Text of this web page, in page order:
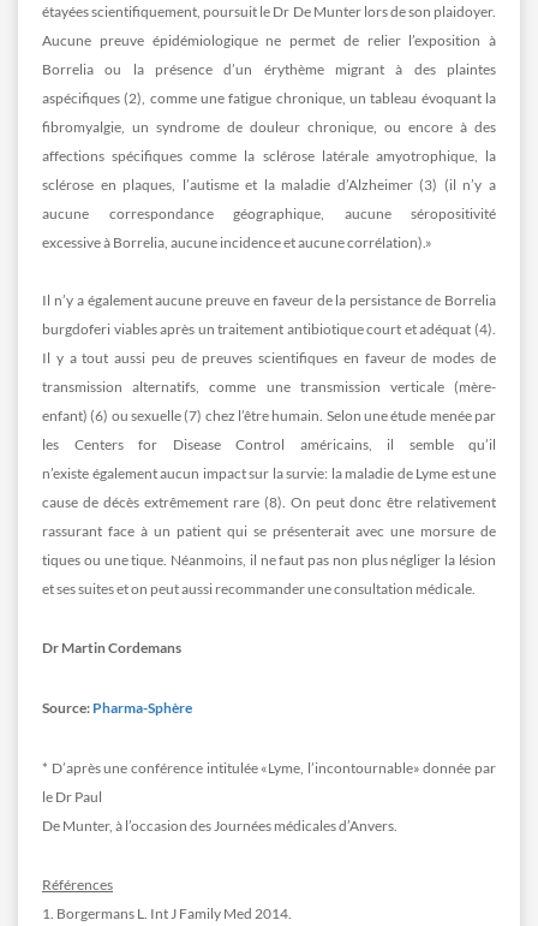
étayées scientifiquement, poursuit le Dr De Munter lors de son plaidoyer.
Aucune preuve épidémiologique ne permet de relier l’exposition à
Borrelia ou la présence d’un érythème migrant à des plaintes
aspécifiques (2), comme une fatigue chronique, un tableau évoquant la
fibromyalgie, un syndrome de douleur chronique, ou encore à des
affections spécifiques comme la sclérose latérale amyotrophique, la
sclérose en plaques, l’autisme et la maladie d’Alzheimer (3) (il n’y a
aucune correspondance géographique, aucune séropositivité
excessive à Borrelia, aucune incidence et aucune corrélation).»
Il n’y a également aucune preuve en faveur de la persistance de Borrelia
burgdoferi viables après un traitement antibiotique court et adéquat (4).
Il y a tout aussi peu de preuves scientifiques en faveur de modes de
transmission alternatifs, comme une transmission verticale (mère-
enfant) (6) ou sexuelle (7) chez l’être humain. Selon une étude menée par
les Centers for Disease Control américains, il semble qu’il
n’existe également aucun impact sur la survie: la maladie de Lyme est une
cause de décès extrêmement rare (8). On peut donc être relativement
rassurant face à un patient qui se présenterait avec une morsure de
tiques ou une tique. Néanmoins, il ne faut pas non plus négliger la lésion
et ses suites et on peut aussi recommander une consultation médicale.
Dr Martin Cordemans
Source: Pharma-Sphère
* D’après une conférence intitulée «Lyme, l’incontournable» donnée par
le Dr Paul
De Munter, à l’occasion des Journées médicales d’Anvers.
Références
1. Borgermans L. Int J Family Med 2014.